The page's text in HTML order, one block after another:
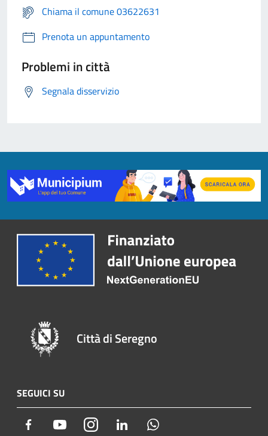
Chiama il comune 03622631
Prenota un appuntamento
Problemi in città
Segnala disservizio
Città di Seregno
SEGUICI SU
Facebook YoutubeInstagram LinkedIn